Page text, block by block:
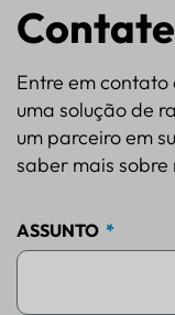
Entre em contato
uma solução de
um parceiro em
saber mais
ASSUNTO